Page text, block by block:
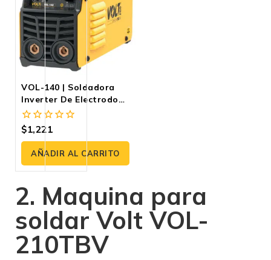
VOL-140 | Soldadora
Inverter De Electrodo
120V 120A, Liviana Y
Digital Para Herrería Y
Mantenimiento
0
fuera
5
$1,221
AÑADIR AL CARRITO
2. Maquina para
soldar Volt VOL-
210TBV